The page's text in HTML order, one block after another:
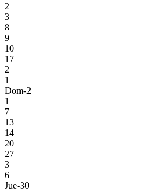
2
3
8
9
10
17
2
1
Dom-2
1
7
13
14
20
27
3
6
Jue-30